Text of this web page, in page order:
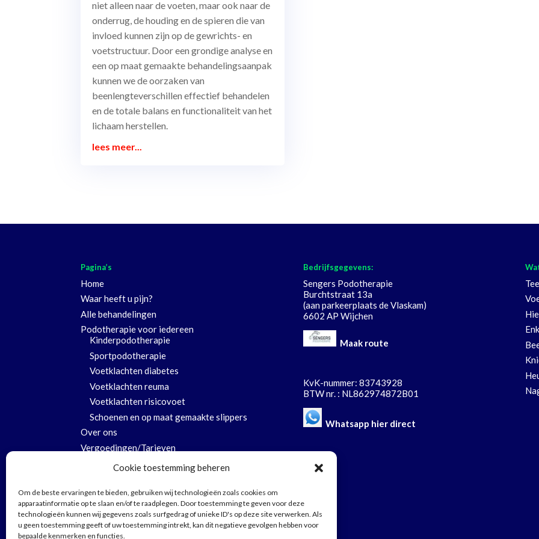
Cookie toestemming beheren
Om de beste ervaringen te bieden, gebruiken wij technologieën zoals cookies om
apparaatinformatie op te slaan en/of te raadplegen. Door toestemming te geven voor deze
technologieën kunnen wij gegevens zoals surfgedrag of unieke ID's op deze site verwerken. Als
u geen toestemming geeft of uw toestemming intrekt, kan dit negatieve gevolgen hebben voor
bepaalde kenmerken en functies.
niet alleen naar de voeten, maar ook naar de
onderrug, de houding en de spieren die van
invloed kunnen zijn op de gewrichts- en
voetstructuur. Door een grondige analyse en
een op maat gemaakte behandelingsaanpak
kunnen we de oorzaken van
beenlengteverschillen effectief behandelen
en de totale balans en functionaliteit van het
lichaam herstellen.
lees meer...
Pagina’s
Home
Waar heeft u pijn?
Alle behandelingen
Podotherapie voor iedereen
Kinderpodotherapie
Sportpodotherapie
Voetklachten diabetes
Voetklachten reuma
Voetklachten risicovoet
Schoenen en op maat gemaakte slippers
Over ons
Vergoedingen/Tarieven
Oefeningen
Online zolen bestellen
Onderhoud steunzolen en ortheses
Contact
Bedrijfsgegevens:
Sengers Podotherapie
Burchtstraat 13a
(aan parkeerplaats de Vlaskam)
6602 AP Wijchen
Maak route
KvK-nummer: 83743928
BTW nr. : NL862974872B01
Whatsapp hier direct